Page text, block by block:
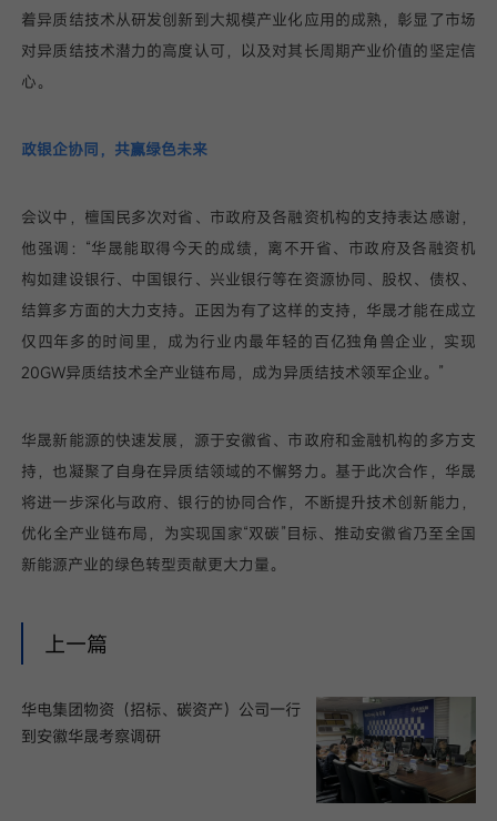
着异质结技术从研发创新到大规模产业化应用的成熟，彰显了市场
对异质结技术潜力的高度认可，以及对其长周期产业价值的坚定信
心。
政银企协同，共赢绿色未来
会议中，檀国民多次对省、市政府及各融资机构的支持表达感谢，
他强调：“华晟能取得今天的成绩，离不开省、市政府及各融资机
构如建设银行、中国银行、兴业银行等在资源协同、股权、债权、
结算多方面的大力支持。正因为有了这样的支持，华晟才能在成立
仅四年多的时间里，成为行业内最年轻的百亿独角兽企业，实现
20GW异质结技术全产业链布局，成为异质结技术领军企业。”
华晟新能源的快速发展，源于安徽省、市政府和金融机构的多方支
持，也凝聚了自身在异质结领域的不懈努力。基于此次合作，华晟
将进一步深化与政府、银行的协同合作，不断提升技术创新能力，
优化全产业链布局，为实现国家“双碳”目标、推动安徽省乃至全国
新能源产业的绿色转型贡献更大力量。
上一篇
华电集团物资（招标、碳资产）公司一行
到安徽华晟考察调研